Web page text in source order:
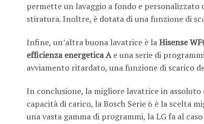
permette un lavaggio a fondo e personalizzato
stiratura. Inoltre, è dotata di una funzione di
Infine, un’altra buona lavatrice è laHisense
efficienza energetica Ae una serie di
avviamento ritardato, una funzione di scarico
In conclusione, la migliore lavatrice in assoluto
capacità di carico, la Bosch Serie 6 è la scelta
una vasta gamma di programmi, la LG fa al